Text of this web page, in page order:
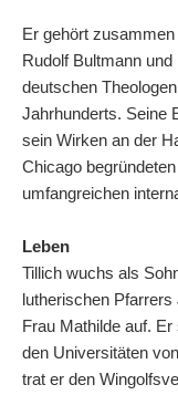
Er gehört
Rudolf Bultmann
deutschen
Jahrhunderts. Seine
sein Wirken an der
Chicago
umfangreichen
Leben
Tillich wuchs als
lutherischen
Frau Mathilde auf.
den Universitäten
trat er den